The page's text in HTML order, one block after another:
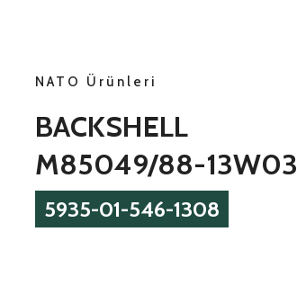
NATO Ürünleri
BACKSHELL
M85049/88-13W03
5935-01-546-1308